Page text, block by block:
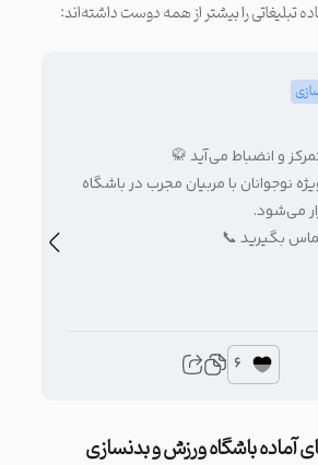
تبلیغاتی را بیشتر از همه دوست داشته‌اند:
و انضباط می‌آید 🥋
نوجوانان با مربیان مجرب در باشگاه
می‌شود.
بگیرید 📞
6
آماده باشگاه ورزش و بدنسازی